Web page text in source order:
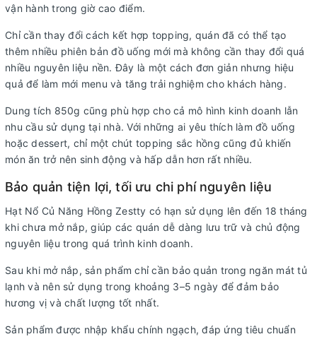
vận hành trong giờ cao điểm.
Chỉ cần thay đổi cách kết hợp topping, quán đã có thể tạo
thêm nhiều phiên bản đồ uống mới mà không cần thay đổi quá
nhiều nguyên liệu nền. Đây là một cách đơn giản nhưng hiệu
quả để làm mới menu và tăng trải nghiệm cho khách hàng.
Dung tích 850g cũng phù hợp cho cả mô hình kinh doanh lẫn
nhu cầu sử dụng tại nhà. Với những ai yêu thích làm đồ uống
hoặc dessert, chỉ một chút topping sắc hồng cũng đủ khiến
món ăn trở nên sinh động và hấp dẫn hơn rất nhiều.
Bảo quản tiện lợi, tối ưu chi phí nguyên liệu
Hạt Nổ Củ Năng Hồng Zestty có hạn sử dụng lên đến 18 tháng
khi chưa mở nắp, giúp các quán dễ dàng lưu trữ và chủ động
nguyên liệu trong quá trình kinh doanh.
Sau khi mở nắp, sản phẩm chỉ cần bảo quản trong ngăn mát tủ
lạnh và nên sử dụng trong khoảng 3–5 ngày để đảm bảo
hương vị và chất lượng tốt nhất.
Sản phẩm được nhập khẩu chính ngạch, đáp ứng tiêu chuẩn